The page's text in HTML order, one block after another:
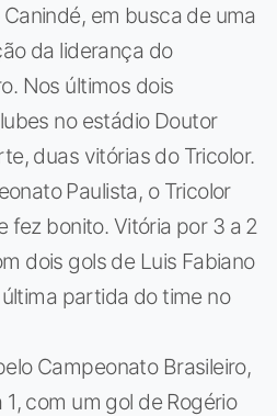
em busca de uma
da liderança do
Nos últimos dois
no estádio Doutor
duas vitórias do Tricolor.
Paulista, o Tricolor
fez bonito. Vitória por 3 a 2
dois gols de Luis Fabiano
partida do time no
Campeonato Brasileiro,
com um gol de Rogério